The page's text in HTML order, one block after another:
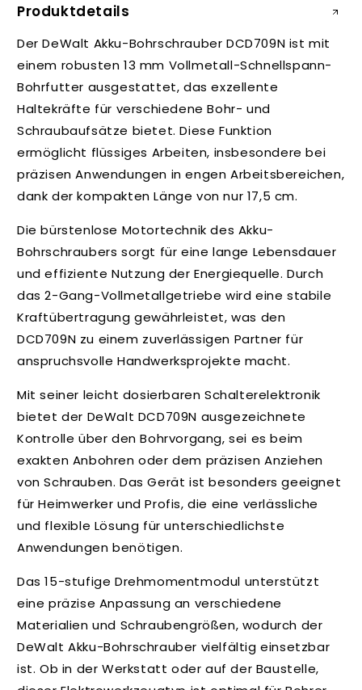
n
k
a
p
p
b
a
r
r
n
h
a
t
Produktdetails
Der DeWalt Akku-Bohrschrauber DCD709N ist mit
einem robusten 13 mm Vollmetall-Schnellspann-
Bohrfutter ausgestattet, das exzellente
Haltekräfte für verschiedene Bohr- und
Schraubaufsätze bietet. Diese Funktion
ermöglicht flüssiges Arbeiten, insbesondere bei
präzisen Anwendungen in engen Arbeitsbereichen,
dank der kompakten Länge von nur 17,5 cm.
Die bürstenlose Motortechnik des Akku-
Bohrschraubers sorgt für eine lange Lebensdauer
und effiziente Nutzung der Energiequelle. Durch
das 2-Gang-Vollmetallgetriebe wird eine stabile
Kraftübertragung gewährleistet, was den
DCD709N zu einem zuverlässigen Partner für
anspruchsvolle Handwerksprojekte macht.
Mit seiner leicht dosierbaren Schalterelektronik
bietet der DeWalt DCD709N ausgezeichnete
Kontrolle über den Bohrvorgang, sei es beim
exakten Anbohren oder dem präzisen Anziehen
von Schrauben. Das Gerät ist besonders geeignet
für Heimwerker und Profis, die eine verlässliche
und flexible Lösung für unterschiedlichste
Anwendungen benötigen.
Das 15-stufige Drehmomentmodul unterstützt
eine präzise Anpassung an verschiedene
Materialien und Schraubengrößen, wodurch der
DeWalt Akku-Bohrschrauber vielfältig einsetzbar
ist. Ob in der Werkstatt oder auf der Baustelle,